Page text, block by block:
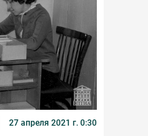
27 апреля 2021 г. 0:30